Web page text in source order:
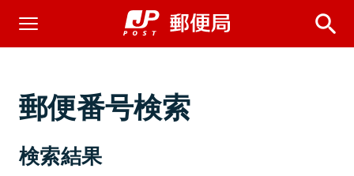
郵便番号検索
検索結果